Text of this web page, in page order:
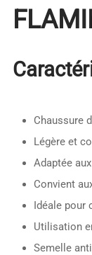
Chaussure
Légère et
Adaptée
Convient
Idéale pour
Utilisation
Semelle